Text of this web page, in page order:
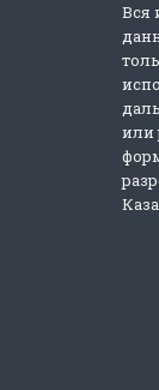
Вся
или